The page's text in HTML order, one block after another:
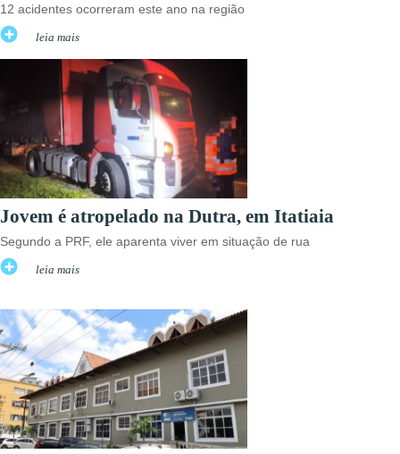
12 acidentes ocorreram este ano na região
leia mais
Jovem é atropelado na Dutra, em Itatiaia
Segundo a PRF, ele aparenta viver em situação de rua
leia mais